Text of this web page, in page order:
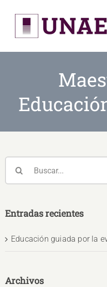
content
Entradas recientes
Educación guiada por la
Archivos